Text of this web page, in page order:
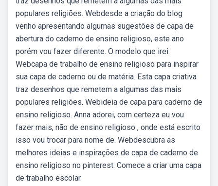
populares religiões. Webdesde a criação do blog
venho apresentando algumas sugestões de capa de
abertura do caderno de ensino religioso, este ano
porém vou fazer diferente. O modelo que irei.
Webcapa de trabalho de ensino religioso para inspirar
sua capa de caderno ou de matéria. Esta capa criativa
traz desenhos que remetem a algumas das mais
populares religiões. Webideia de capa para caderno de
ensino religioso. Anna adorei, com certeza eu vou
fazer mais, não de ensino religioso , onde está escrito
isso vou trocar para nome de. Webdescubra as
melhores ideias e inspirações de capa de caderno de
ensino religioso no pinterest. Comece a criar uma capa
de trabalho escolar.